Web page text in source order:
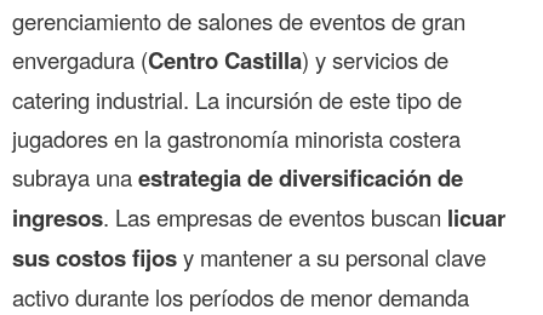
gerenciamiento de salones de eventos de gran
envergadura (Centro Castilla) y servicios de
catering industrial. La incursión de este tipo de
jugadores en la gastronomía minorista costera
subraya unaestrategia de diversificación de
ingresos. Las empresas de eventos buscan licuar
sus costos fijosy mantener a su personal clave
activo durante los períodos de menor demanda